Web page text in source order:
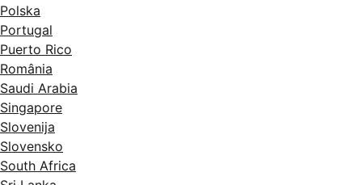
Polska
Portugal
Puerto Rico
România
Saudi Arabia
Singapore
Slovenija
Slovensko
South Africa